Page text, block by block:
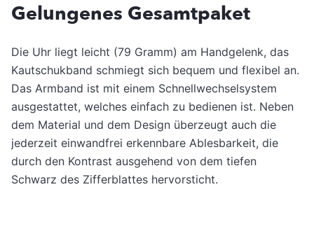
Gelungenes Gesamtpaket
Die Uhr liegt leicht (79 Gramm) am Handgelenk, das
Kautschukband schmiegt sich bequem und flexibel an.
Das Armband ist mit einem Schnellwechselsystem
ausgestattet, welches einfach zu bedienen ist. Neben
dem Material und dem Design überzeugt auch die
jederzeit einwandfrei erkennbare Ablesbarkeit, die
durch den Kontrast ausgehend von dem tiefen
Schwarz des Zifferblattes hervorsticht.